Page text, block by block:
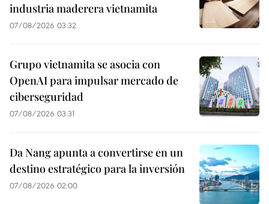
industria maderera vietnamita
07/08/2026 03:32
Grupo vietnamita se asocia con
OpenAI para impulsar mercado de
ciberseguridad
07/08/2026 03:31
Da Nang apunta a convertirse en un
destino estratégico para la inversión
07/08/2026 02:00